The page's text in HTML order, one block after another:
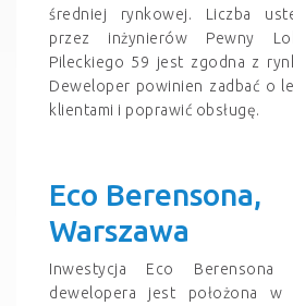
średniej rynkowej. Liczba
przez inżynierów Pewny
Pileckiego 59 jest zgodna z
Deweloper powinien zadbać o
klientami i poprawić obsługę.
Eco Berensona,
Warszawa
Inwestycja Eco Berensona
dewelopera jest położona w